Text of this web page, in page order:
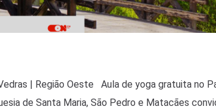
| Região Oeste Aula de yoga gratuita no
de Santa Maria, São Pedro e Matacães